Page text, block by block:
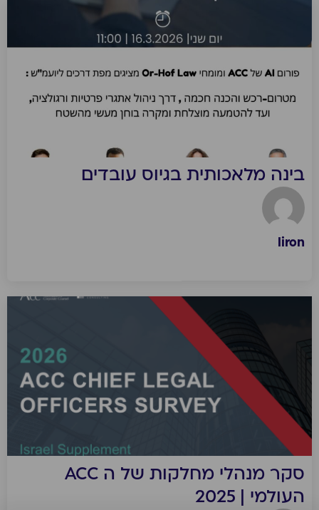
בינה מלאכותית בגיוס עובדים
liron
סקר מנהלי מחלקות של ה ACC
העולמי | 2025